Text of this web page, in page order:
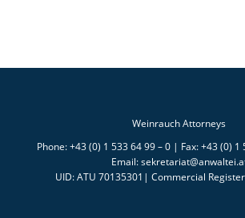
Weinrauch Attorneys
Phone: +43 (0) 1 533 64 99 – 0 | Fax: +43 (0) 1
Email:
UID: ATU 70135301| Commercial